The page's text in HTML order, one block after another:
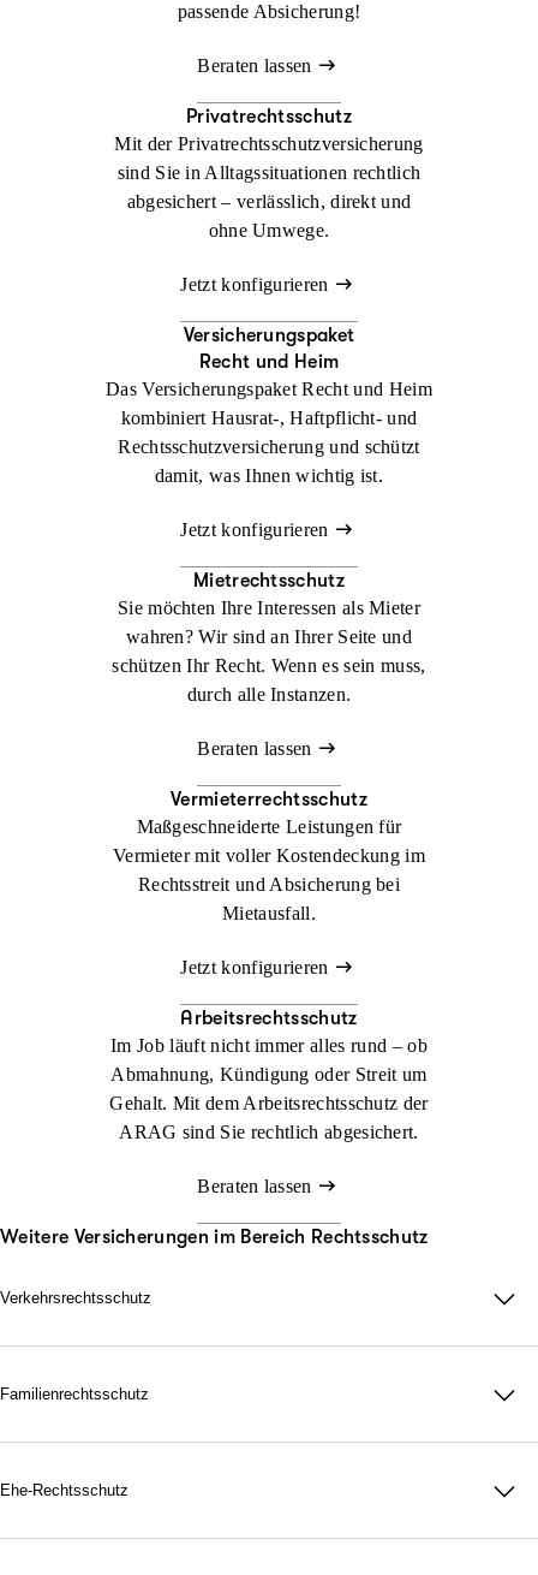
passende Absicherung!
Beraten lassen
Privatrechtsschutz
Mit der Privatrechtsschutzversicherung
sind Sie in Alltagssituationen rechtlich
abgesichert – verlässlich, direkt und
ohne Umwege.
Jetzt konfigurieren
Versicherungspaket
Recht und Heim
Das Versicherungspaket Recht und Heim
kombiniert Hausrat-, Haftpflicht- und
Rechtsschutzversicherung und schützt
damit, was Ihnen wichtig ist.
Jetzt konfigurieren
Mietrechtsschutz
Sie möchten Ihre Interessen als Mieter
wahren? Wir sind an Ihrer Seite und
schützen Ihr Recht. Wenn es sein muss,
durch alle Instanzen.
Beraten lassen
Vermieterrechtsschutz
Maßgeschneiderte Leistungen für
Vermieter mit voller Kostendeckung im
Rechtsstreit und Absicherung bei
Mietausfall.
Jetzt konfigurieren
Arbeitsrechtsschutz
Im Job läuft nicht immer alles rund – ob
Abmahnung, Kündigung oder Streit um
Gehalt. Mit dem Arbeitsrechtsschutz der
ARAG sind Sie rechtlich abgesichert.
Beraten lassen
Weitere Versicherungen im Bereich Rechtsschutz
Verkehrsrechtsschutz
Verkehrsrechtsschutz dafür, dass Sie zu Ihrem Recht kommen.
Jetzt konfigurieren Beraten lassen
Familienrechtsschutz
dem Leben gelassen gegenüber. Denn durch unsere flexiblen
ausfallen soll.
Ehe-Rechtsschutz